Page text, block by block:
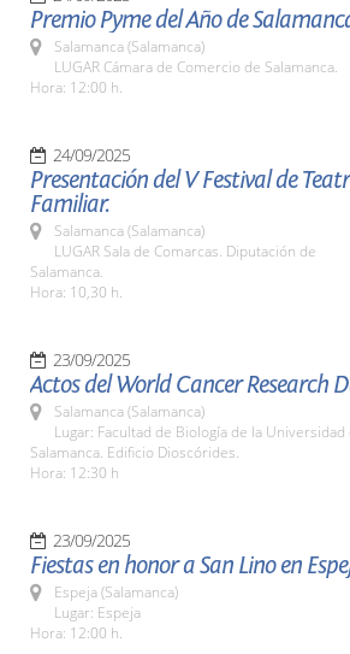
Premio Pyme del Año de
Salamanca (Salamanca)
LUGAR Cámara de Comercio de Salamanca.
Hora: 12:00 h.
24/09/2025
Presentación del V Festival de
Familiar.
Salamanca (Salamanca)
LUGAR Sala de Comarcas. Diputación de
Salamanca.
Hora: 10,30 h.
23/09/2025
Actos del World Cancer Research
Salamanca (Salamanca)
Lugar: Facultad de Biología de la Universidad
Salamanca. Edificio Dioscórides.
Hora: 12:30 h
23/09/2025
Fiestas en honor a San Lino en
Espeja (Salamanca)
Lugar: Espeja
Hora: 12:00 h.